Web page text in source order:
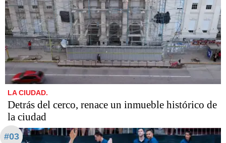
LA CIUDAD.
Detrás del cerco, renace un inmueble histórico de
la ciudad
#03